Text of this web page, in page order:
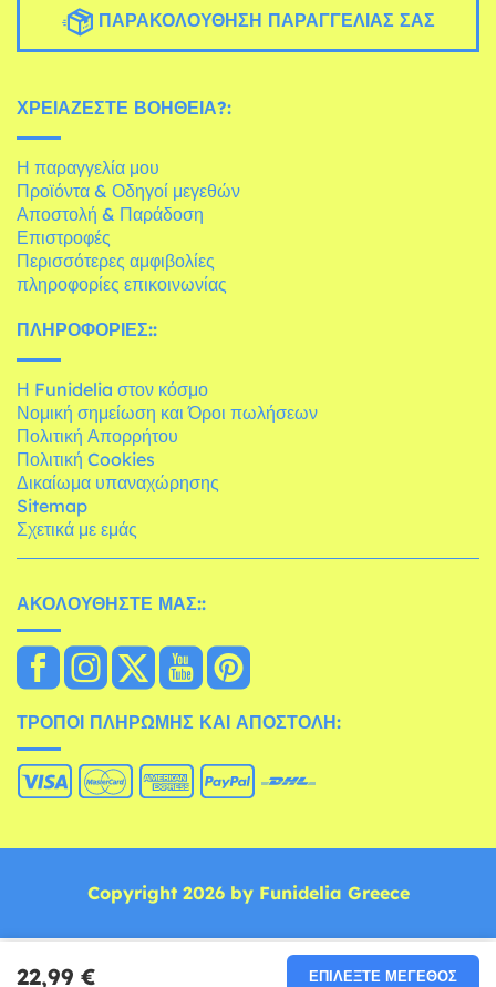
22,99 € ΕΠΙΛΈΞΤΕ ΜΈΓΕΘΟΣ
ΠΑΡΑΚΟΛΟΎΘΗΣΗ ΠΑΡΑΓΓΕΛΊΑΣ ΣΑΣ
ΧΡΕΙΆΖΕΣΤΕ ΒΟΉΘΕΙΑ?:
Η παραγγελία μου
Προϊόντα & Οδηγοί μεγεθών
Αποστολή & Παράδοση
Επιστροφές
Περισσότερες αμφιβολίες
πληροφορίες επικοινωνίας
ΠΛΗΡΟΦΟΡΊΕΣ::
Η Funidelia στον κόσμο
Νομική σημείωση και Όροι πωλήσεων
Πολιτική Απορρήτου
Πολιτική Cookies
Δικαίωμα υπαναχώρησης
Sitemap
Σχετικά με εμάς
ΑΚΟΛΟΥΘΉΣΤΕ ΜΑΣ::
ΤΡΌΠΟΙ ΠΛΗΡΩΜΉΣ ΚΑΙ ΑΠΟΣΤΟΛΉ:
Copyright 2026 by Funidelia Greece